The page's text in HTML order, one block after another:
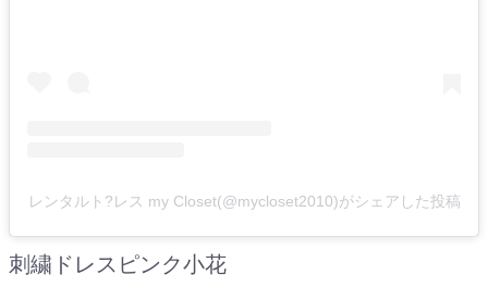
レンタルト?レス my Closet(@mycloset2010)がシェアした投稿
刺繍ドレスピンク小花